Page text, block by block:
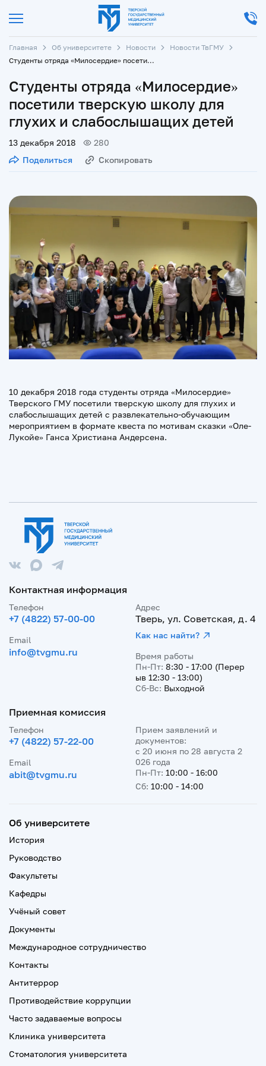
Главная Об университете Новости
Новости ТвГМУ
Студенты отряда «Милосердие» посетили тверскую школу для глухих и слабослышащих детей
Студенты отряда «Милосердие»
посетили тверскую школу для
глухих и слабослышащих детей
13 декабря 2018
280
Поделиться
Скопировать
10 декабря 2018 года студенты отряда «Милосердие»
Тверского ГМУ посетили тверскую школу для глухих и
слабослышащих детей с развлекательно-обучающим
мероприятием в формате квеста по мотивам сказки «Оле-
Лукойе» Ганса Христиана Андерсена.
Контактная информация
Телефон
+7 (4822) 57-00-00
Email
info@tvgmu.ru
Адрес
Тверь, ул. Советская, д. 4
Как нас найти?
Время работы
Пн-Пт: 8:30 - 17:00 (Перер
ыв 12:30 - 13:00)
Сб-Вс: Выходной
Приемная комиссия
Телефон
+7 (4822) 57-22-00
Email
abit@tvgmu.ru
Прием заявлений и
документов:
с 20 июня по 28 августа 2
026 года
Пн-Пт: 10:00 - 16:00
Сб: 10:00 - 14:00
Об университете
История
Руководство
Факультеты
Кафедры
Учёный совет
Документы
Международное сотрудничество
Контакты
Антитеррор
Противодействие коррупции
Часто задаваемые вопросы
Клиника университета
Стоматология университета